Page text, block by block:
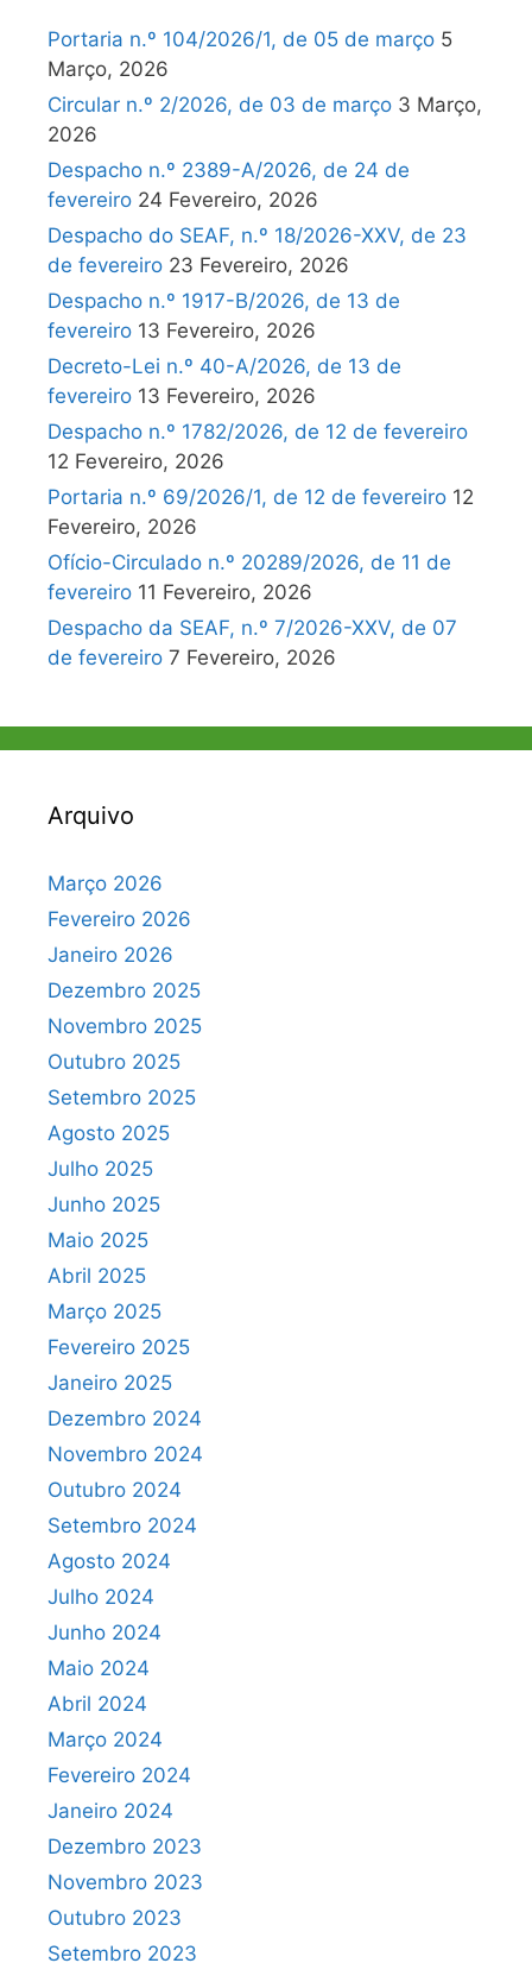
Portaria n.º 104/2026/1, de 05 de março 5
Março, 2026
Circular n.º 2/2026, de 03 de março 3 Março,
2026
Despacho n.º 2389-A/2026, de 24 de
fevereiro 24 Fevereiro, 2026
Despacho do SEAF, n.º 18/2026-XXV, de 23
de fevereiro 23 Fevereiro, 2026
Despacho n.º 1917-B/2026, de 13 de
fevereiro 13 Fevereiro, 2026
Decreto-Lei n.º 40-A/2026, de 13 de
fevereiro 13 Fevereiro, 2026
Despacho n.º 1782/2026, de 12 de fevereiro
12 Fevereiro, 2026
Portaria n.º 69/2026/1, de 12 de fevereiro 12
Fevereiro, 2026
Ofício-Circulado n.º 20289/2026, de 11 de
fevereiro 11 Fevereiro, 2026
Despacho da SEAF, n.º 7/2026-XXV, de 07
de fevereiro 7 Fevereiro, 2026
Arquivo
Março 2026
Fevereiro 2026
Janeiro 2026
Dezembro 2025
Novembro 2025
Outubro 2025
Setembro 2025
Agosto 2025
Julho 2025
Junho 2025
Maio 2025
Abril 2025
Março 2025
Fevereiro 2025
Janeiro 2025
Dezembro 2024
Novembro 2024
Outubro 2024
Setembro 2024
Agosto 2024
Julho 2024
Junho 2024
Maio 2024
Abril 2024
Março 2024
Fevereiro 2024
Janeiro 2024
Dezembro 2023
Novembro 2023
Outubro 2023
Setembro 2023